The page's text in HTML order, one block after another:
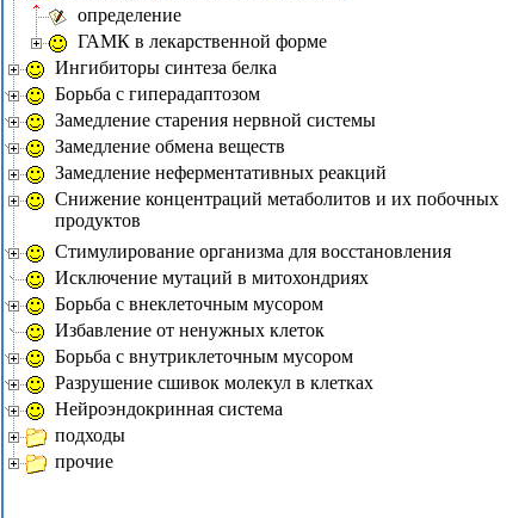
определение
ГАМК в лекарственной форме
Ингибиторы синтеза белка
Борьба с гиперадаптозом
Замедление старения нервной системы
Замедление обмена веществ
Замедление неферментативных реакций
Снижение концентраций метаболитов и их побочных
продуктов
Стимулирование организма для восстановления
Исключение мутаций в митохондриях
Борьба с внеклеточным мусором
Избавление от ненужных клеток
Борьба с внутриклеточным мусором
Разрушение сшивок молекул в клетках
Нейроэндокринная система
подходы
прочие